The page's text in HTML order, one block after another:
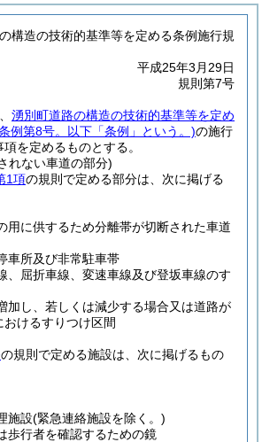
構造の技術的基準等を定める条例施行規
平成25年3月29日
規則第7号
湧別町道路の構造の技術的基準等を定め
例第8号。以下「条例」という。)の施行
を定めるものとする。
れない車道の部分)
1項の規則で定める部分は、次に掲げる
用に供するため分離帯が切断された車道
車所及び非常駐車帯
、屈折車線、変速車線及び登坂車線のす
加し、若しくは減少する場合又は道路が
けるすりつけ区間
の規則で定める施設は、次に掲げるもの
施設(緊急連絡施設を除く。)
歩行者を確認するための鏡